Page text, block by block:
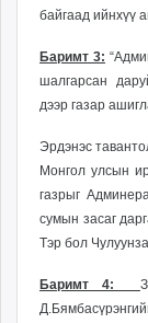
байгаад ийнхүү
Баримт 3:
шалгарсан
дээр газар
Эрдэнэс
Монгол улсын
газрыг
сумын засаг
Тэр бол
Баримт 4: